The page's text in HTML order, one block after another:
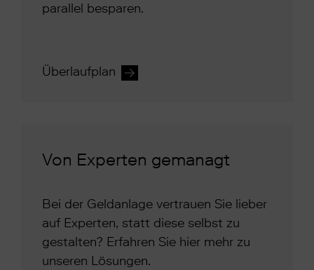
parallel besparen.
Überlaufplan
Von Experten gemanagt
Bei der Geldanlage vertrauen Sie lieber
auf Experten, statt diese selbst zu
gestalten? Erfahren Sie hier mehr zu
unseren Lösungen.